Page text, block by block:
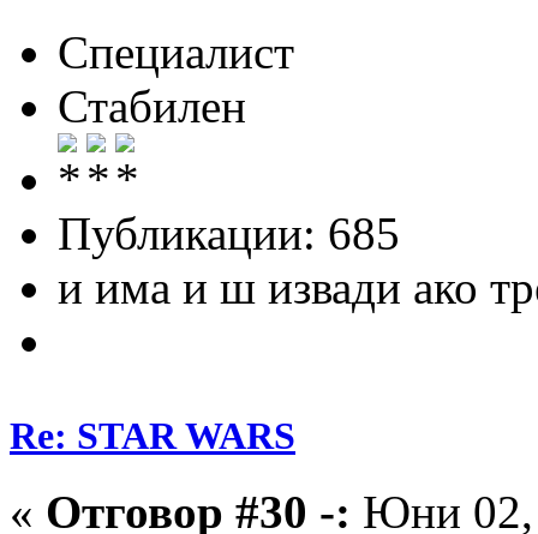
Специалист
Стабилен
Публикации: 685
и има и ш извади ако
Re: STAR WARS
« Отговор #30 -: Юни 02,